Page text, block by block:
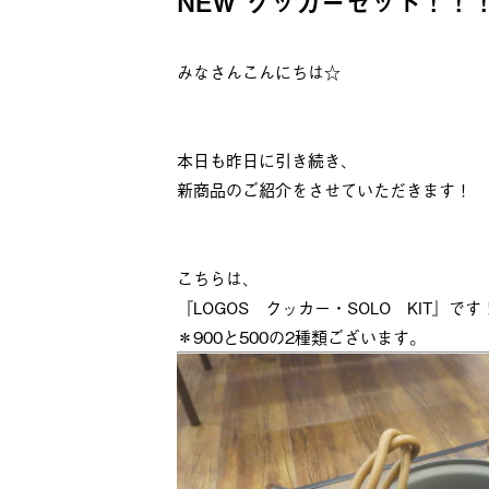
みなさんこんにちは☆
本日も昨日に引き続き、
新商品のご紹介をさせていただきます！
こちらは、
『LOGOS クッカー・SOLO KIT』です
＊900と500の2種類ございます。